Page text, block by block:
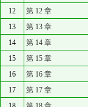
12
第 12 章
13
第 13 章
14
第 14 章
15
第 15 章
16
第 16 章
17
第 17 章